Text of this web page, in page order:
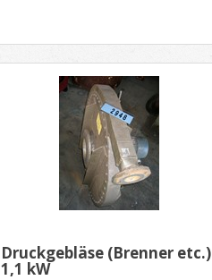
Druckgebläse (Brenner etc.)
1,1 kW